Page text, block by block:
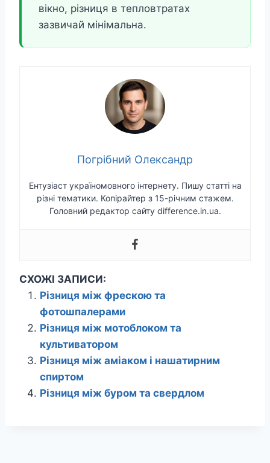
вікно, різниця в тепловтратах
зазвичай мінімальна.
Погрібний Олександр
Ентузіаст україномовного інтернету. Пишу статті на
різні тематики. Копірайтер з 15-річним стажем.
Головний редактор сайту difference.in.ua.
СХОЖІ ЗАПИСИ:
Різниця між фрескою та
фотошпалерами
Різниця між мотоблоком та
культиватором
Різниця між аміаком і нашатирним
спиртом
Різниця між буром та свердлом